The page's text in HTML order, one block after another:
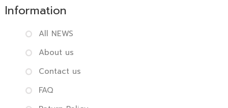
Information
All NEWS
About us
Contact us
FAQ